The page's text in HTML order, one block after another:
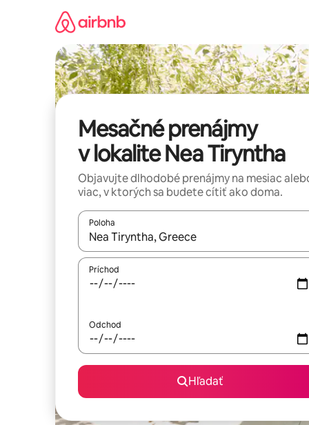
Mesačné prenájmy
v lokalite Nea Tiryntha
Objavujte dlhodobé prenájmy na mesiac
viac, v ktorých sa budete cítiť ako doma.
Poloha
Keď budú výsledky k dispozícii, môžete si ich
Príchod
Odchod
Hľadať